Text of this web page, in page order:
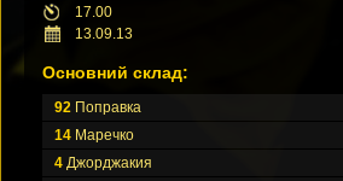
17.00
13.09.13
Основний склад:
92 Поправка
14 Маречко
4 Джорджакия